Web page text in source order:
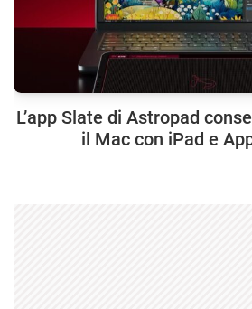
L’app Slate di Astropad
il Mac con iPad e